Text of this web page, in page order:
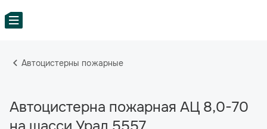
Автоцистерны пожарные
Автоцистерна пожарная АЦ 8,0-70